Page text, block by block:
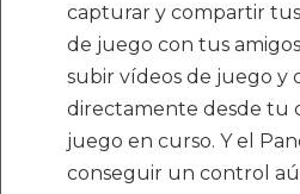
capturar y compartir
de juego con tus
subir vídeos de juego y
directamente desde tu
juego en curso. Y el
conseguir un control